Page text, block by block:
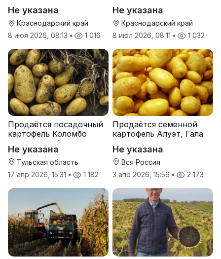
Не указана
Краснодарский край
8 июл 2026, 08:13 • 1 016
Не указана
Краснодарский край
8 июл 2026, 08:11 • 1 032
Продаётся посадочный
картофель Коломбо
оптом от трёх тонн
Не указана
Тульская область
17 апр 2026, 15:31 • 1 182
Продаётся семенной
картофель Алуэт, Гала
Не указана
Вся Россия
3 апр 2026, 15:56 • 2 173